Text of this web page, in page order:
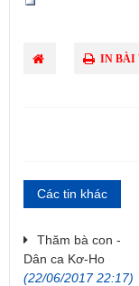
IN BÀI
Các tin khác
Thăm bà con -
Dân ca Kơ-Ho
(22/06/2017 22:17)